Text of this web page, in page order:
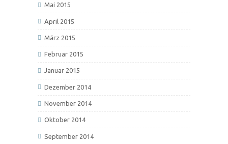
Mai 2015
April 2015
März 2015
Februar 2015
Januar 2015
Dezember 2014
November 2014
Oktober 2014
September 2014